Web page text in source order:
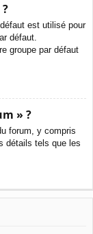
est utilisé pour
défaut.
groupe par défaut
» ?
forum, y compris
détails tels que les